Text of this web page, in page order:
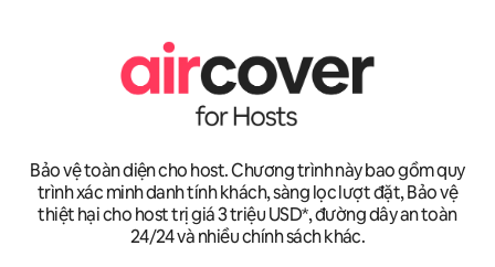
Bảo vệ toàn diện cho host. Chương trình này bao gồm quy
trình xác minh danh tính khách, sàng lọc lượt đặt, Bảo vệ
thiệt hại cho host trị giá 3 triệu USD*, đường dây an toàn
24/24 và nhiều chính sách khác.